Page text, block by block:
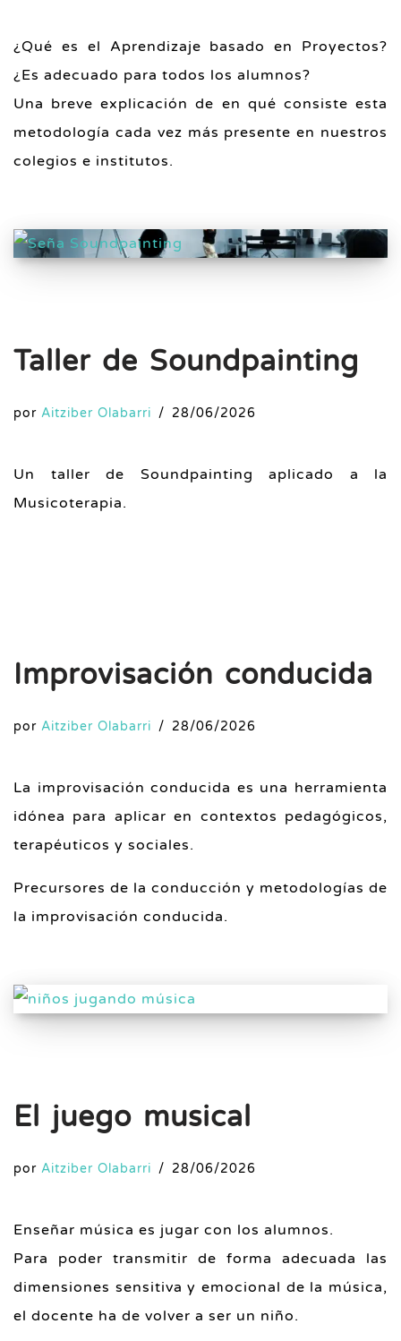
¿Qué es el Aprendizaje basado en Proyectos?
¿Es adecuado para todos los alumnos?
Una breve explicación de en qué consiste esta
metodología cada vez más presente en nuestros
colegios e institutos.
Taller de Soundpainting
por Aitziber Olabarri 28/06/2026
Un taller de Soundpainting aplicado a la
Musicoterapia.
Improvisación conducida
por Aitziber Olabarri 28/06/2026
La improvisación conducida es una herramienta
idónea para aplicar en contextos pedagógicos,
terapéuticos y sociales.
Precursores de la conducción y metodologías de
la improvisación conducida.
El juego musical
por Aitziber Olabarri 28/06/2026
Enseñar música es jugar con los alumnos.
Para poder transmitir de forma adecuada las
dimensiones sensitiva y emocional de la música,
el docente ha de volver a ser un niño.